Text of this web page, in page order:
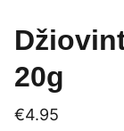
20g
€4.95